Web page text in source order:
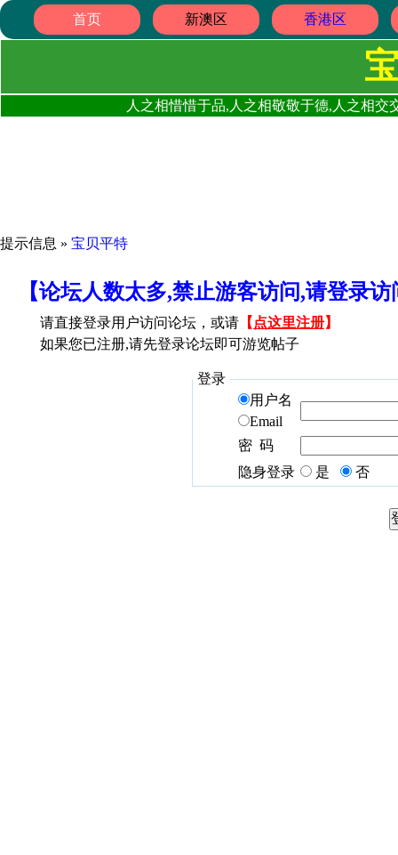
首页 新澳区 香港区
人之相惜惜于品,人之相敬敬于德,人之相
提示信息 » 宝贝平特
【论坛人数太多,禁止游客访问,请登录
请直接登录用户访问论坛，或请 【 点这里注册】
如果您已注册,请先登录论坛即可游览帖子
登录
用户名
Email
密 码
隐身登录
是 否